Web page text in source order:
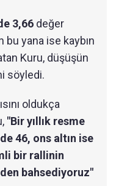
3,66 değer
yana ise kaybın
Kuru, düşüşün
söyledi.
oldukça
"Bir yıllık resme
46, ons altın ise
bir rallinin
bahsediyoruz"